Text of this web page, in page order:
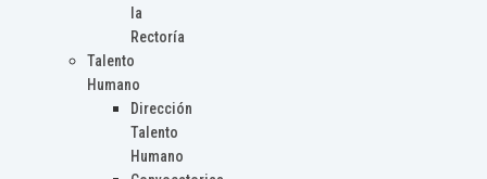
la
Rectoría
Talento
Humano
Dirección
Talento
Humano